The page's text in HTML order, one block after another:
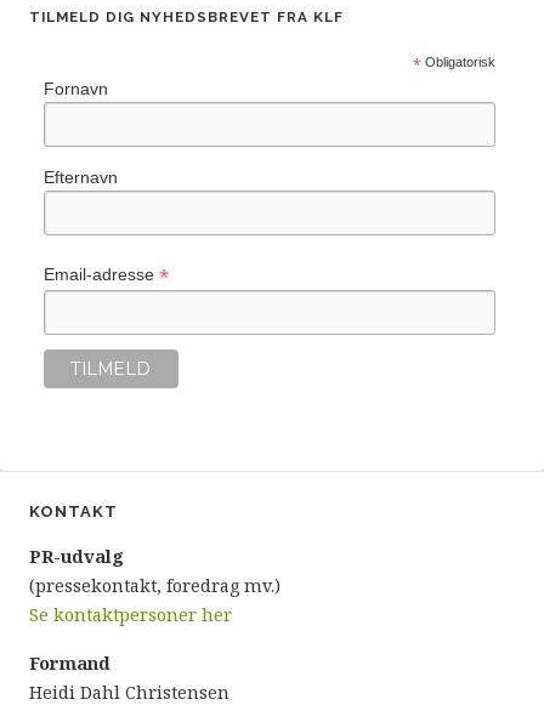
TILMELD DIG NYHEDSBREVET FRA KLF
* Obligatorisk
Fornavn
Efternavn
Email-adresse *
KONTAKT
PR-udvalg
(pressekontakt, foredrag mv.)
Se kontaktpersoner her
Formand
Heidi Dahl Christensen